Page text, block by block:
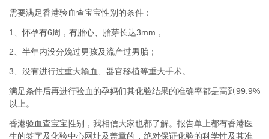
需要满足香港验血查宝宝性别的条件：
1、怀孕有6周，有胎心、胎芽长达3mm，
2、半年内没分娩过男孩及流产过男胎；
3、没有进行过重大输血、器官移植等重大手术。
满足条件后再进行验血的孕妈们其化验结果的准确率都是高到99.9%
以上。
香港验血查宝宝性别，我相信大家也都了解。报告单上都有香港医
生的签字及化验中心网址及盖章的，绝对保证化验的科学性及其准